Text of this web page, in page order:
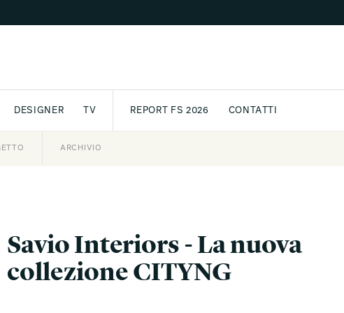
ARCHIVIO
AWARD
DESIGNER TV REPORT FS 2026 CONTATTI
Savio Interiors - La nuova
collezione CITYNG